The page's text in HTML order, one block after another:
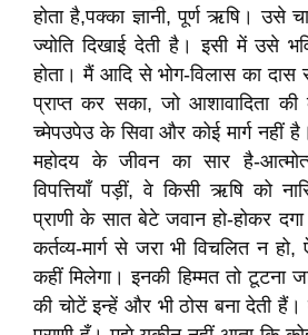
होता है,पक्का ज्ञानी, पूर्ण ऋषि। उसे
ज्योति दिखाई देती है। इसी में उसे
होता। मैं आदि से भोग-विलास का दास
प्राप्त कर सका, जो आशावादिता
च्मेपउपेउ के सिवा और कोई मार्ग नहीं
महोदय के जीवन का सार है-
विपत्तियाँ पड़ीं, वे किसी ऋषि को
प्राणी के सात बेटे जवान हो-होकर
कर्तव्‍य-मार्ग से जरा भी विचलित न हो,
कहीं मिलेगा। इनकी हिम्मत तो टूटना
की चोटें इन्हें और भी ठोस बना देती हैं।